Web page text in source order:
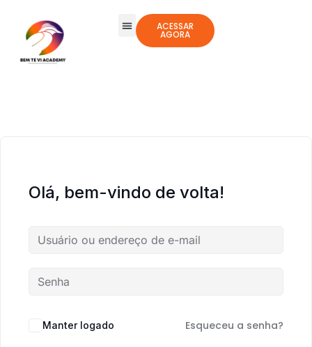
ACESSAR
AGORA
Olá, bem-vindo de volta!
Manter logado Esqueceu a senha?